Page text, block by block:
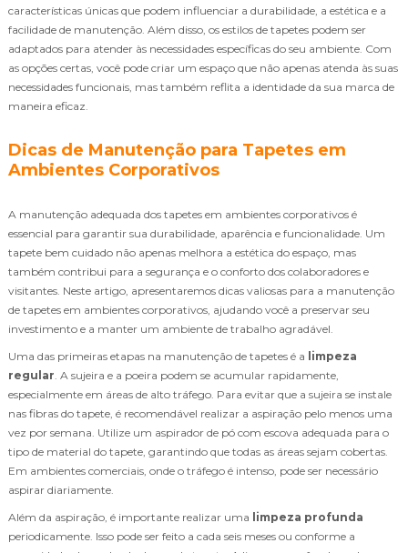
características únicas que podem influenciar a durabilidade, a estética e a
facilidade de manutenção. Além disso, os estilos de tapetes podem ser
adaptados para atender às necessidades específicas do seu ambiente. Com
as opções certas, você pode criar um espaço que não apenas atenda às suas
necessidades funcionais, mas também reflita a identidade da sua marca de
maneira eficaz.
Dicas de Manutenção para Tapetes em
Ambientes Corporativos
A manutenção adequada dos tapetes em ambientes corporativos é
essencial para garantir sua durabilidade, aparência e funcionalidade. Um
tapete bem cuidado não apenas melhora a estética do espaço, mas
também contribui para a segurança e o conforto dos colaboradores e
visitantes. Neste artigo, apresentaremos dicas valiosas para a manutenção
de tapetes em ambientes corporativos, ajudando você a preservar seu
investimento e a manter um ambiente de trabalho agradável.
Uma das primeiras etapas na manutenção de tapetes é a limpeza
regular. A sujeira e a poeira podem se acumular rapidamente,
especialmente em áreas de alto tráfego. Para evitar que a sujeira se instale
nas fibras do tapete, é recomendável realizar a aspiração pelo menos uma
vez por semana. Utilize um aspirador de pó com escova adequada para o
tipo de material do tapete, garantindo que todas as áreas sejam cobertas.
Em ambientes comerciais, onde o tráfego é intenso, pode ser necessário
aspirar diariamente.
Além da aspiração, é importante realizar uma limpeza profunda
periodicamente. Isso pode ser feito a cada seis meses ou conforme a